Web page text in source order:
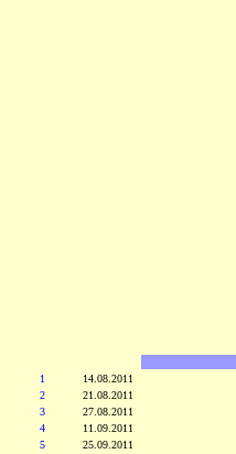
1
14.08.2011
2
21.08.2011
3
27.08.2011
4
11.09.2011
5
25.09.2011